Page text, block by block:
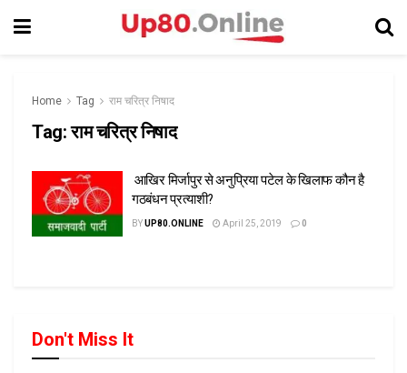
Home Tag राम चरित्र निषाद
Tag:राम चरित्र निषाद
आखिर मिर्जापुर से अनुप्रिया पटेल के खिलाफ कौन है
गठबंधन प्रत्याशी?
BYUP80.ONLINE April 25, 2019 0
Don't Miss It
दिल्ली